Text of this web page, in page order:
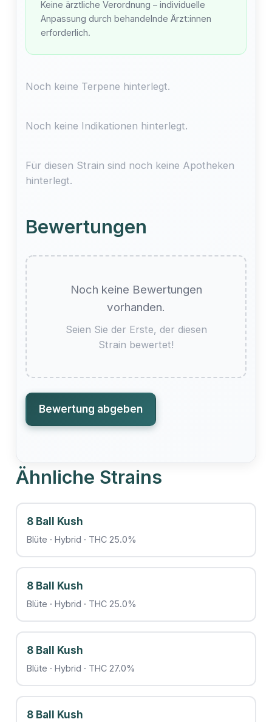
Keine ärztliche Verordnung – individuelle
Anpassung durch behandelnde Ärzt:innen
erforderlich.
Noch keine Terpene hinterlegt.
Noch keine Indikationen hinterlegt.
Für diesen Strain sind noch keine Apotheken
hinterlegt.
Bewertungen
Noch keine Bewertungen
vorhanden.
Seien Sie der Erste, der diesen
Strain bewertet!
Bewertung abgeben
Ähnliche Strains
8 Ball Kush
Blüte · Hybrid · THC 25.0%
8 Ball Kush
Blüte · Hybrid · THC 25.0%
8 Ball Kush
Blüte · Hybrid · THC 27.0%
8 Ball Kush